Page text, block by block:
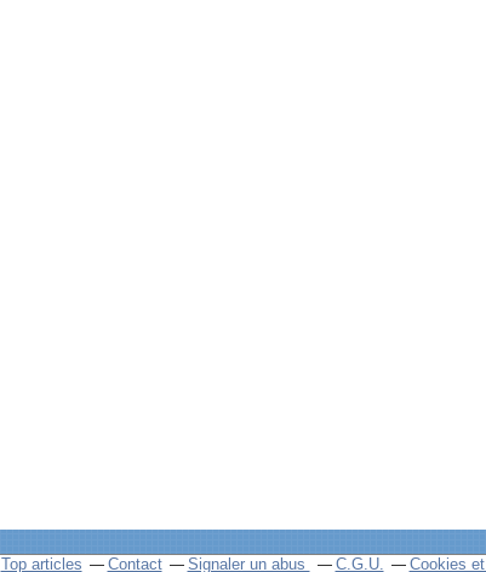
Top articles Contact Signaler un abus C.G.U. Cookies